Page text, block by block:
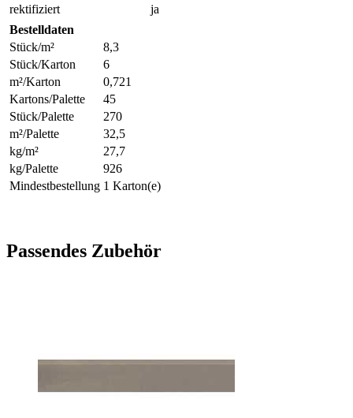
rektifiziert
ja
Bestelldaten
Stück/m²
8,3
Stück/Karton
6
m²/Karton
0,721
Kartons/Palette
45
Stück/Palette
270
m²/Palette
32,5
kg/m²
27,7
kg/Palette
926
Mindestbestellung 1 Karton(e)
Passendes Zubehör